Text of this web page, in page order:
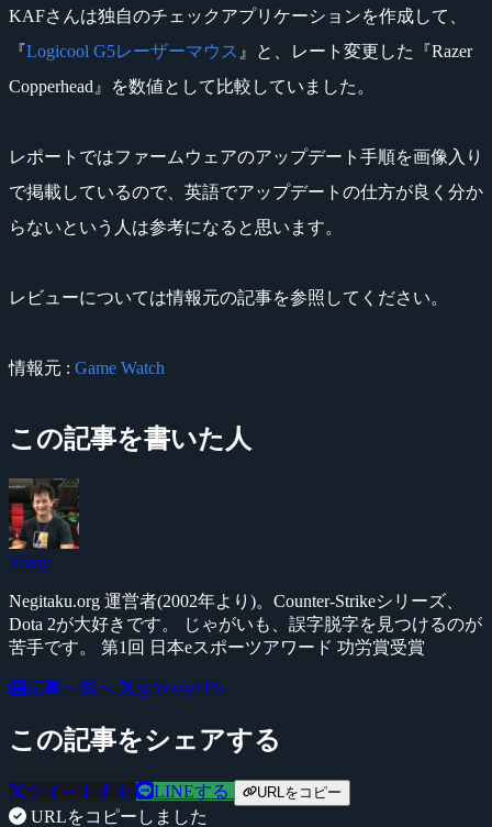
KAFさんは独自のチェックアプリケーションを作成して、
『Logicool G5レーザーマウス 』と、レート変更した『Razer
Copperhead』を数値として比較していました。
レポートではファームウェアのアップデート手順を画像入り
で掲載しているので、英語でアップデートの仕方が良く分か
らないという人は参考になると思います。
レビューについては情報元の記事を参照してください。
情報元 : Game Watch
この記事を書いた人
Yossy
Negitaku.org 運営者(2002年より)。Counter-Strikeシリーズ、
Dota 2が大好きです。 じゃがいも、誤字脱字を見つけるのが
苦手です。 第1回 日本eスポーツアワード 功労賞受賞
記事一覧へ @YossyFPS
この記事をシェアする
ツイートする LINEする URLをコピー
URLをコピーしました